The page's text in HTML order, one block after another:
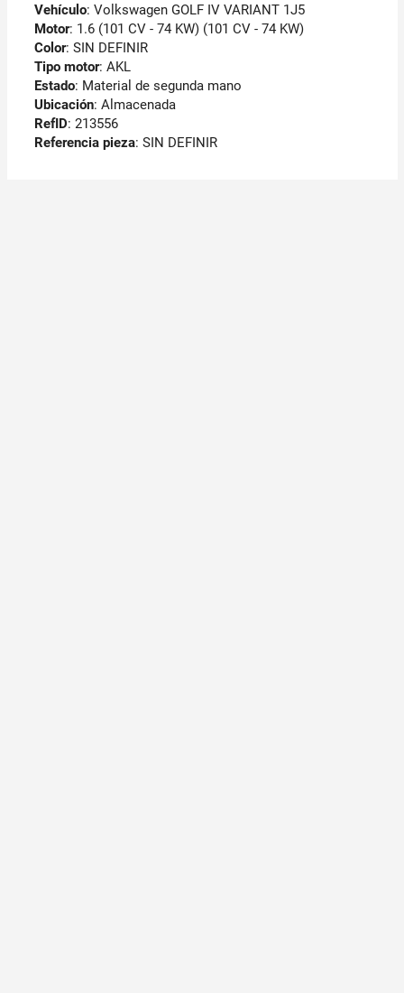
Vehículo: Volkswagen GOLF IV VARIANT 1J5
Motor: 1.6 (101 CV - 74 KW) (101 CV - 74 KW)
Color: SIN DEFINIR
Tipo motor: AKL
Estado: Material de segunda mano
Ubicación: Almacenada
RefID: 213556
Referencia pieza: SIN DEFINIR